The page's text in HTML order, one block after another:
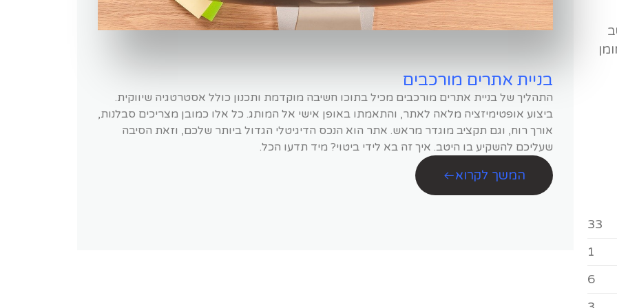
בניית אתרים מורכבים
התהליך של בניית אתרים מורכבים מכיל בתוכו חשיבה מוקדמת ותכנון כולל אסטרטגיה שיווקית.
ביצוע אופטימיזציה מלאה לאתר, והתאמתו באופן אישי אל המותג. כל אלו כמובן מצריכים סבלנות,
אורך רוח, וגם תקציב מוגדר מראש. אתר הוא הנכס הדיגיטלי הגדול ביותר שלכם, וזאת הסיבה
שעליכם להשקיע בו היטב. איך זה בא לידי ביטוי? מיד תדעו הכל.
המשך לקרוא
33
1
6